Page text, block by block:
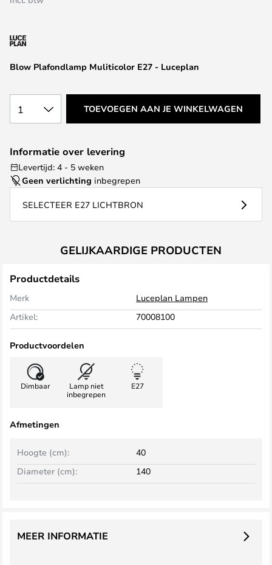
de
gallerij
Blow Plafondlamp Muliticolor E27 - Luceplan
1 TOEVOEGEN AAN JE WINKELWAGEN
Informatie over levering
Levertijd: 4 - 5 weken
Geen verlichting inbegrepen
SELECTEER E27 LICHTBRON
GELIJKAARDIGE PRODUCTEN
Productdetails
Merk
Luceplan Lampen
Artikel:
70008100
Productvoordelen
Dimbaar
Lamp niet
inbegrepen
E27
Afmetingen
Hoogte (cm):
40
Diameter (cm):
140
MEER INFORMATIE